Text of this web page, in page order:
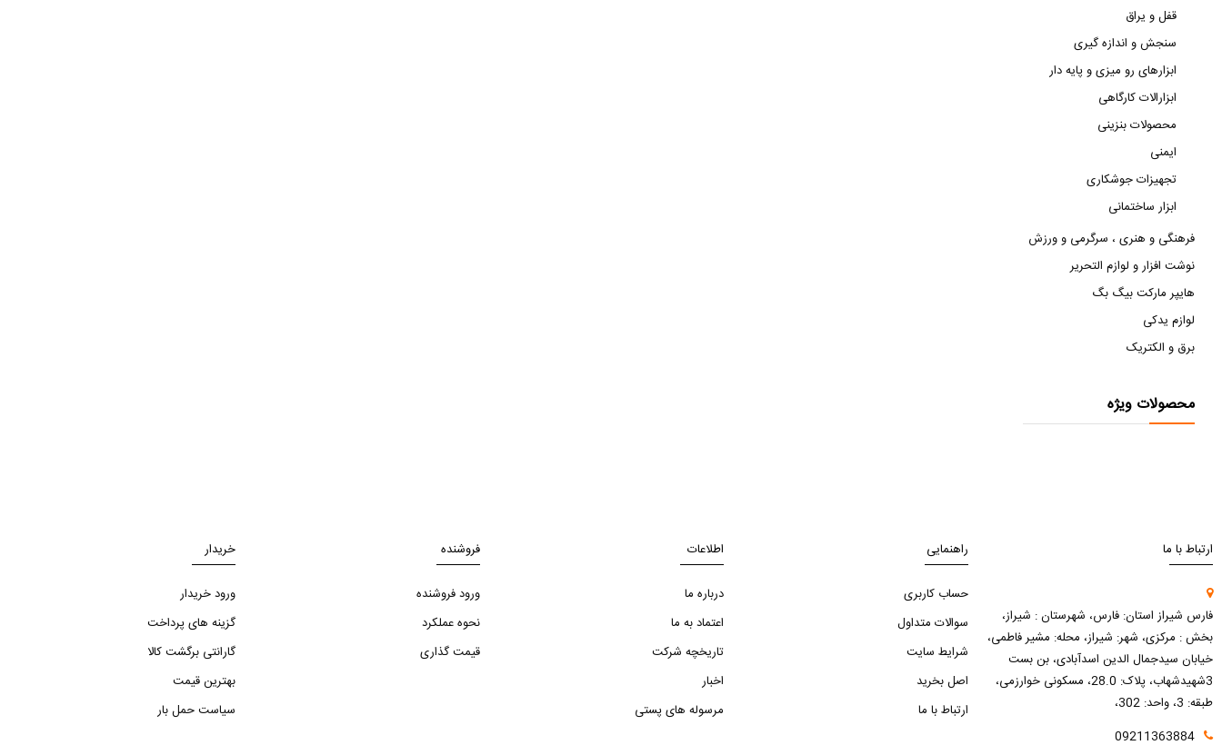
قفل و یراق
سنجش و اندازه گیری
ابزارهای رو میزی و پایه دار
ابزارالات کارگاهی
محصولات بنزینی
ایمنی
تجهیزات جوشکاری
ابزار ساختمانی
فرهنگی و هنری ، سرگرمی و ورزش
نوشت افزار و لوازم التحریر
هایپر مارکت بیگ بگ
لوازم یدکی
برق و الکتریک
محصولات ویژه
ارتباط با ما
فارس شیراز استان: فارس، شهرستان : شیراز،
بخش : مرکزی، شهر: شیراز، محله: مشیر فاطمی،
خیابان سیدجمال الدین اسدآبادی، بن بست
3شهیدشهاب، پلاک: 28.0، مسکونی خوارزمی،
طبقه: 3، واحد: 302،
09211363884
راهنمایی
حساب کاربری
سوالات متداول
شرایط سایت
اصل بخرید
ارتباط با ما
اطلاعات
درباره ما
اعتماد به ما
تاریخچه شرکت
اخبار
مرسوله های پستی
فروشنده
ورود فروشنده
نحوه عملکرد
قیمت گذاری
خریدار
ورود خریدار
گزینه های پرداخت
گارانتی برگشت کالا
بهترین قیمت
سیاست حمل بار